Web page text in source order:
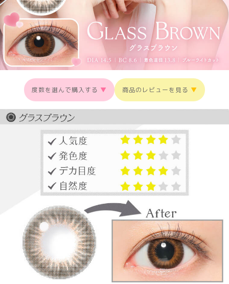
度数を選んで購入する ▼ 商品のレビューを見る ▼